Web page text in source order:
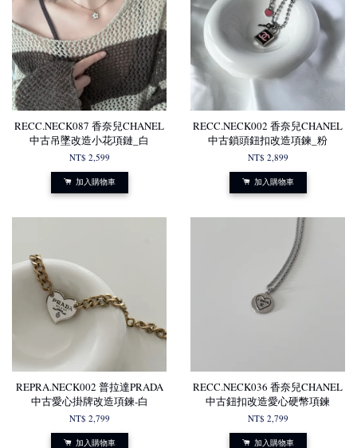
RECC.NECK087 香奈兒CHANEL
中古吊墜改造小花項鏈_白
NT$ 2,599
加入購物車
RECC.NECK002 香奈兒CHANEL
中古鎖頭鈕扣改造項鍊_粉
NT$ 2,899
加入購物車
REPRA.NECK002 普拉達PRADA
中古愛心掛牌改造項鍊-白
NT$ 2,799
加入購物車
RECC.NECK036 香奈兒CHANEL
中古鈕扣改造愛心硬幣項鍊
NT$ 2,799
加入購物車